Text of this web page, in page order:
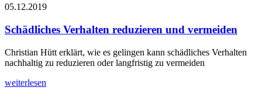
05.12.2019
Schädliches Verhalten reduzieren und vermeiden
Christian Hütt erklärt, wie es gelingen kann schädliches Verhalten
nachhaltig zu reduzieren oder langfristig zu vermeiden
weiterlesen